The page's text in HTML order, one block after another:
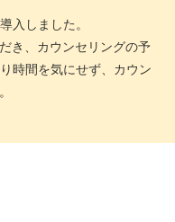
入しました。
き、カウンセリングの予
時間を気にせず、カウン